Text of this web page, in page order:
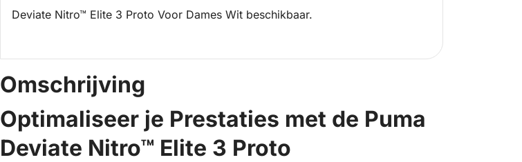
Deviate Nitro™ Elite 3 Proto Voor Dames Wit beschikbaar.
Omschrijving
Optimaliseer je Prestaties met de Puma
Deviate Nitro™ Elite 3 Proto